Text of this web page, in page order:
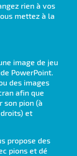
rien à vos
mettez à la
image de jeu
PowerPoint.
des images
afin que
son pion (à
et
propose des
pions et dé